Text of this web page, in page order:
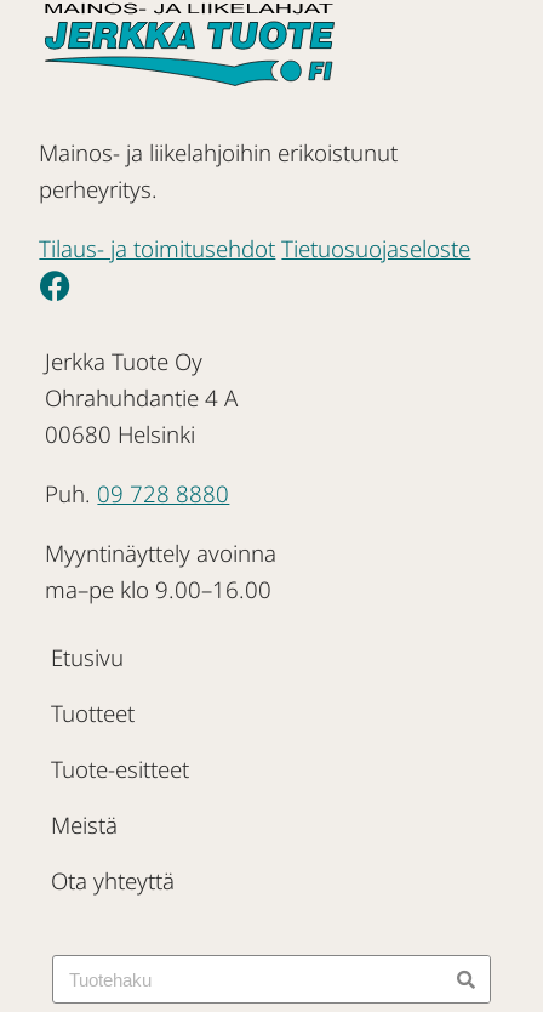
Mainos- ja liikelahjoihin erikoistunut
perheyritys.
Tilaus- ja toimitusehdot Tietuosuojaseloste
Jerkka Tuote Oy
Ohrahuhdantie 4 A
00680 Helsinki
Puh. 09 728 8880
Myyntinäyttely avoinna
ma–pe klo 9.00–16.00
Etusivu
Tuotteet
Tuote-esitteet
Meistä
Ota yhteyttä